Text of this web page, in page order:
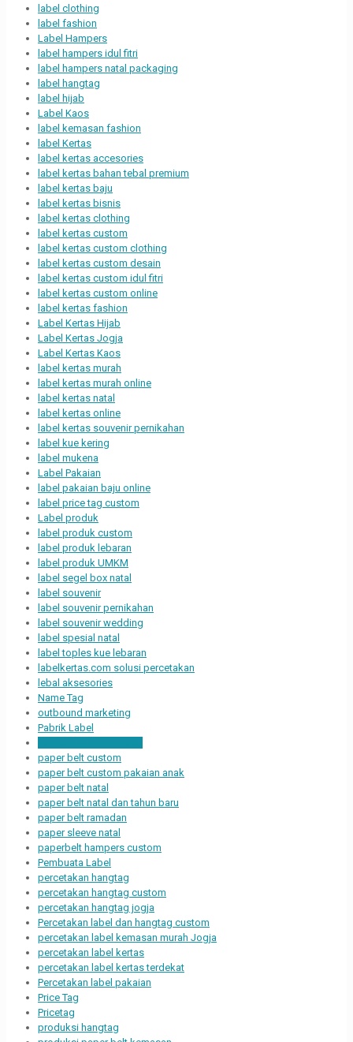
label clothing
label fashion
Label Hampers
label hampers idul fitri
label hampers natal packaging
label hangtag
label hijab
Label Kaos
label kemasan fashion
label Kertas
label kertas accesories
label kertas bahan tebal premium
label kertas baju
label kertas bisnis
label kertas clothing
label kertas custom
label kertas custom clothing
label kertas custom desain
label kertas custom idul fitri
label kertas custom online
label kertas fashion
Label Kertas Hijab
Label Kertas Jogja
Label Kertas Kaos
label kertas murah
label kertas murah online
label kertas natal
label kertas online
label kertas souvenir pernikahan
label kue kering
label mukena
Label Pakaian
label pakaian baju online
label price tag custom
Label produk
label produk custom
label produk lebaran
label produk UMKM
label segel box natal
label souvenir
label souvenir pernikahan
label souvenir wedding
label spesial natal
label toples kue lebaran
labelkertas.com solusi percetakan
lebal aksesories
Name Tag
outbound marketing
Pabrik Label
paper belt custom
paper belt custom pakaian anak
paper belt natal
paper belt natal dan tahun baru
paper belt ramadan
paper sleeve natal
paperbelt hampers custom
Pembuata Label
percetakan hangtag
percetakan hangtag custom
percetakan hangtag jogja
Percetakan label dan hangtag custom
percetakan label kemasan murah Jogja
percetakan label kertas
percetakan label kertas terdekat
Percetakan label pakaian
Price Tag
Pricetag
produksi hangtag